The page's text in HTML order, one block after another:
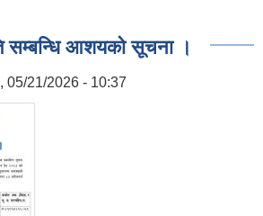
सम्बन्धि आशयको सूचना ।
05/21/2026 - 10:37